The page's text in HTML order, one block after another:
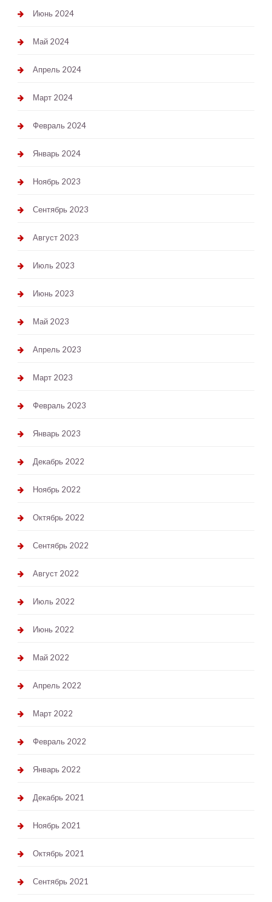
Июнь 2024
Май 2024
Апрель 2024
Март 2024
Февраль 2024
Январь 2024
Ноябрь 2023
Сентябрь 2023
Август 2023
Июль 2023
Июнь 2023
Май 2023
Апрель 2023
Март 2023
Февраль 2023
Январь 2023
Декабрь 2022
Ноябрь 2022
Октябрь 2022
Сентябрь 2022
Август 2022
Июль 2022
Июнь 2022
Май 2022
Апрель 2022
Март 2022
Февраль 2022
Январь 2022
Декабрь 2021
Ноябрь 2021
Октябрь 2021
Сентябрь 2021